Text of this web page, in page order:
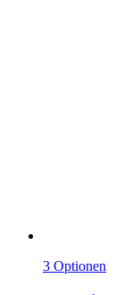
3 Optionen